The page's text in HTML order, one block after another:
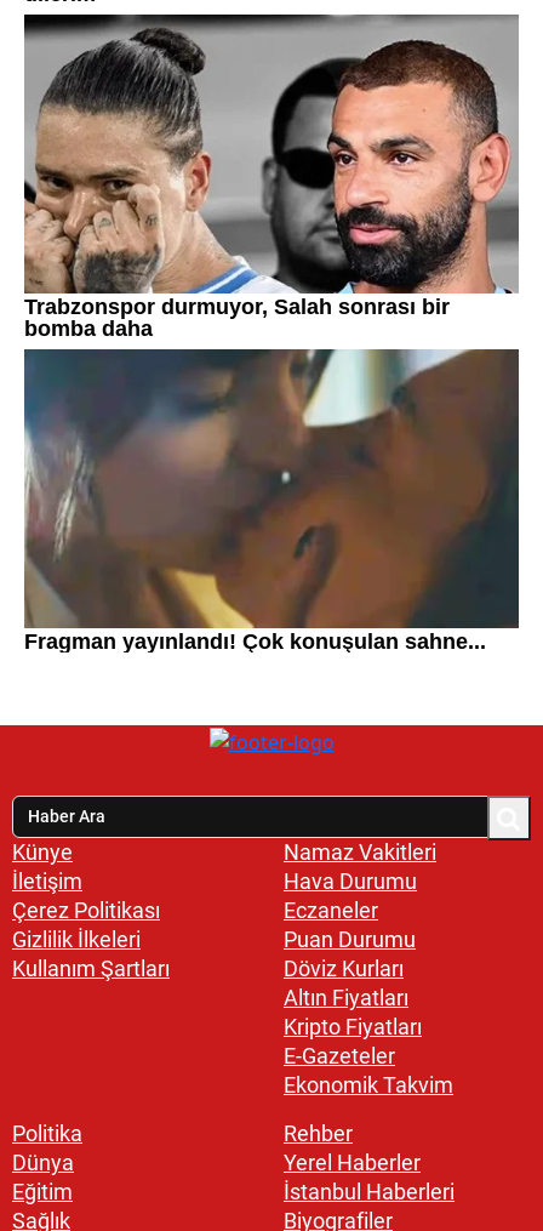
Künye
İletişim
Çerez Politikası
Gizlilik İlkeleri
Kullanım Şartları
Namaz Vakitleri
Hava Durumu
Eczaneler
Puan Durumu
Döviz Kurları
Altın Fiyatları
Kripto Fiyatları
E-Gazeteler
Ekonomik Takvim
Politika
Dünya
Eğitim
Sağlık
Rehber
Yerel Haberler
İstanbul Haberleri
Biyografiler